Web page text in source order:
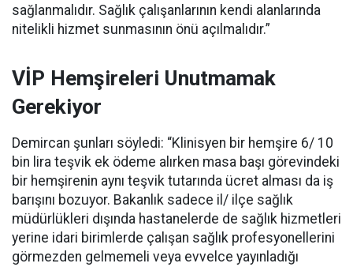
sağlanmalıdır. Sağlık çalışanlarının kendi alanlarında
nitelikli hizmet sunmasının önü açılmalıdır.”
VİP Hemşireleri Unutmamak
Gerekiyor
Demircan şunları söyledi: “Klinisyen bir hemşire 6/ 10
bin lira teşvik ek ödeme alırken masa başı görevindeki
bir hemşirenin aynı teşvik tutarında ücret alması da iş
barışını bozuyor. Bakanlık sadece il/ ilçe sağlık
müdürlükleri dışında hastanelerde de sağlık hizmetleri
yerine idari birimlerde çalışan sağlık profesyonellerini
görmezden gelmemeli veya evvelce yayınladığı